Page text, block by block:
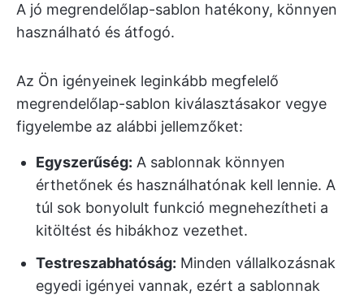
A jó megrendelőlap-sablon hatékony, könnyen
használható és átfogó.
Az Ön igényeinek leginkább megfelelő
megrendelőlap-sablon kiválasztásakor vegye
figyelembe az alábbi jellemzőket:
Egyszerűség: A sablonnak könnyen
érthetőnek és használhatónak kell lennie. A
túl sok bonyolult funkció megnehezítheti a
kitöltést és hibákhoz vezethet.
Testreszabhatóság: Minden vállalkozásnak
egyedi igényei vannak, ezért a sablonnak